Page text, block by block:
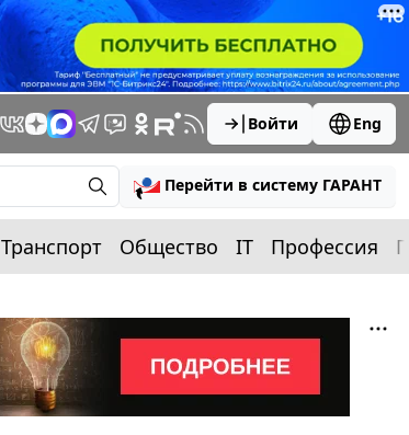
Войти Eng
Перейти в систему ГАРАНТ
Транспорт Общество IT Профессия